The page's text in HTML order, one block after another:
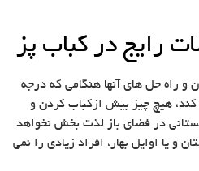
رایج در کباب پز
و راه حل های آنها هنگامی که درجه
هیچ چیز بیش ازکباب کردن و
در فضای باز لذت بخش نخواهد
و یا اوایل بهار، افراد زیادی را نمی